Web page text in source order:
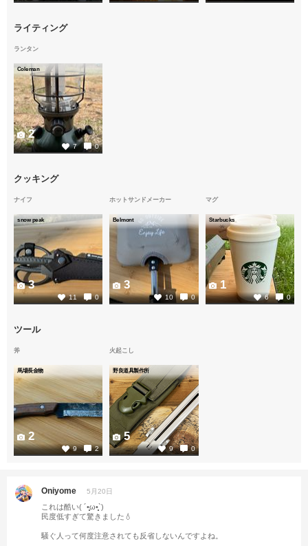
ライティング
ランタン
Coleman
7 0
2
クッキング
ナイフ
snow peak
11 0
3
ホットサンドメーカー
Belmont
10 0
3
マグ
Starbucks
6 0
1
ツール
斧
馬場長金物
9 2
2
火起こし
野良道具製作所
9 0
5
Oniyome 5月20日
これは酷い( ´•̥̥̥ω•̥̥̥`)
民度低すぎて驚きました💧‬
騒ぐ人って何度注意されても反省しないんですよね。